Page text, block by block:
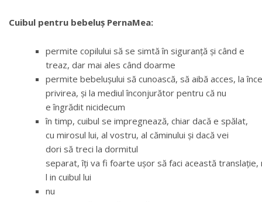
Cuibul pentru bebeluș PernaMea:
permite copilului să se simtă în siguranță și când e
treaz, dar mai ales când doarme
permite bebelușului să cunoască, să aibă acces, la
privirea, și la mediul înconjurător pentru că nu
e îngrădit nicidecum
în timp, cuibul se impregnează, chiar dacă e spălat,
cu mirosul lui, al vostru, al căminului și dacă vei
dori să treci la dormitul
separat, îți va fi foarte ușor să faci această translație,
l in cuibul lui
nu